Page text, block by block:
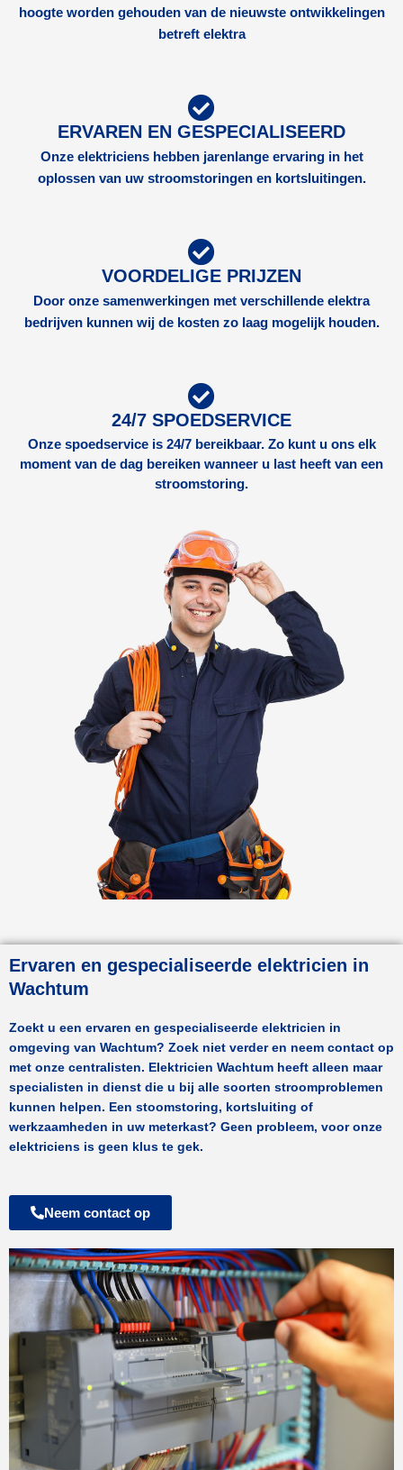
hoogte worden gehouden van de nieuwste ontwikkelingen
betreft elektra
ERVAREN EN GESPECIALISEERD
Onze elektriciens hebben jarenlange ervaring in het
oplossen van uw stroomstoringen en kortsluitingen.
VOORDELIGE PRIJZEN
Door onze samenwerkingen met verschillende elektra
bedrijven kunnen wij de kosten zo laag mogelijk houden.
24/7 SPOEDSERVICE
Onze spoedservice is 24/7 bereikbaar. Zo kunt u ons elk
moment van de dag bereiken wanneer u last heeft van een
stroomstoring.
Ervaren en gespecialiseerde elektricien in
Wachtum
Zoekt u een ervaren en gespecialiseerde elektricien in
omgeving van Wachtum? Zoek niet verder en neem contact op
met onze centralisten. Elektricien Wachtum heeft alleen maar
specialisten in dienst die u bij alle soorten stroomproblemen
kunnen helpen. Een stoomstoring, kortsluiting of
werkzaamheden in uw meterkast? Geen probleem, voor onze
elektriciens is geen klus te gek.
Neem contact op